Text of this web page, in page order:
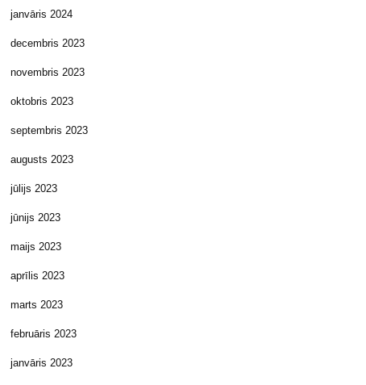
janvāris 2024
decembris 2023
novembris 2023
oktobris 2023
septembris 2023
augusts 2023
jūlijs 2023
jūnijs 2023
maijs 2023
aprīlis 2023
marts 2023
februāris 2023
janvāris 2023